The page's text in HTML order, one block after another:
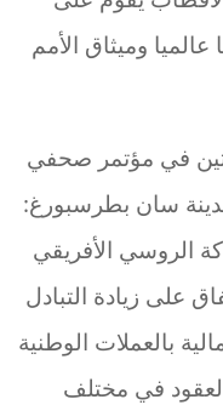
وميثاق الأمم
في مؤتمر صحفي
سان بطرسبورغ:
الروسي الأفريقي
حتى 2026 والإتفاق على زيادة التبادل
بالعملات الوطنية
في مختلف